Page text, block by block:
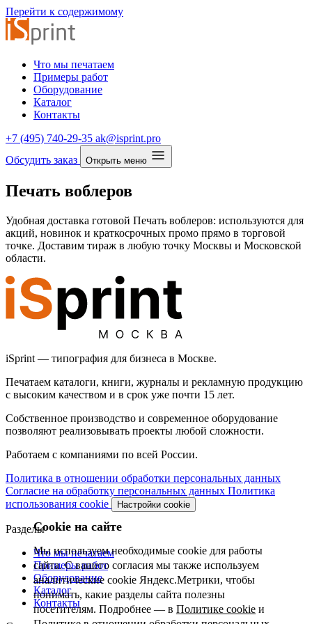
Перейти к содержимому
Что мы печатаем
Примеры работ
Оборудование
Каталог
Контакты
+7 (495) 740-29-35 ak@isprint.pro
Обсудить заказ
Открыть меню
Печать воблеров
Удобная доставка готовой Печать воблеров: используются для
акций, новинок и краткосрочных промо прямо в торговой
точке. Доставим тираж в любую точку Москвы и Московской
области.
iSprint — типография для бизнеса в Москве.
Печатаем каталоги, книги, журналы и рекламную продукцию
с высоким качеством и в срок уже почти 15 лет.
Собственное производство и современное оборудование
позволяют реализовывать проекты любой сложности.
Работаем с компаниями по всей России.
Политика в отношении обработки персональных данных
Согласие на обработку персональных данных Политика
использования cookie
Настройки cookie
Разделы
Что мы печатаем
Примеры работ
Оборудование
Каталог
Контакты
Cookie на сайте
Мы используем необходимые cookie для работы
сайта. С вашего согласия мы также используем
аналитические cookie Яндекс.Метрики, чтобы
понимать, какие разделы сайта полезны
посетителям. Подробнее — в Политике cookie и